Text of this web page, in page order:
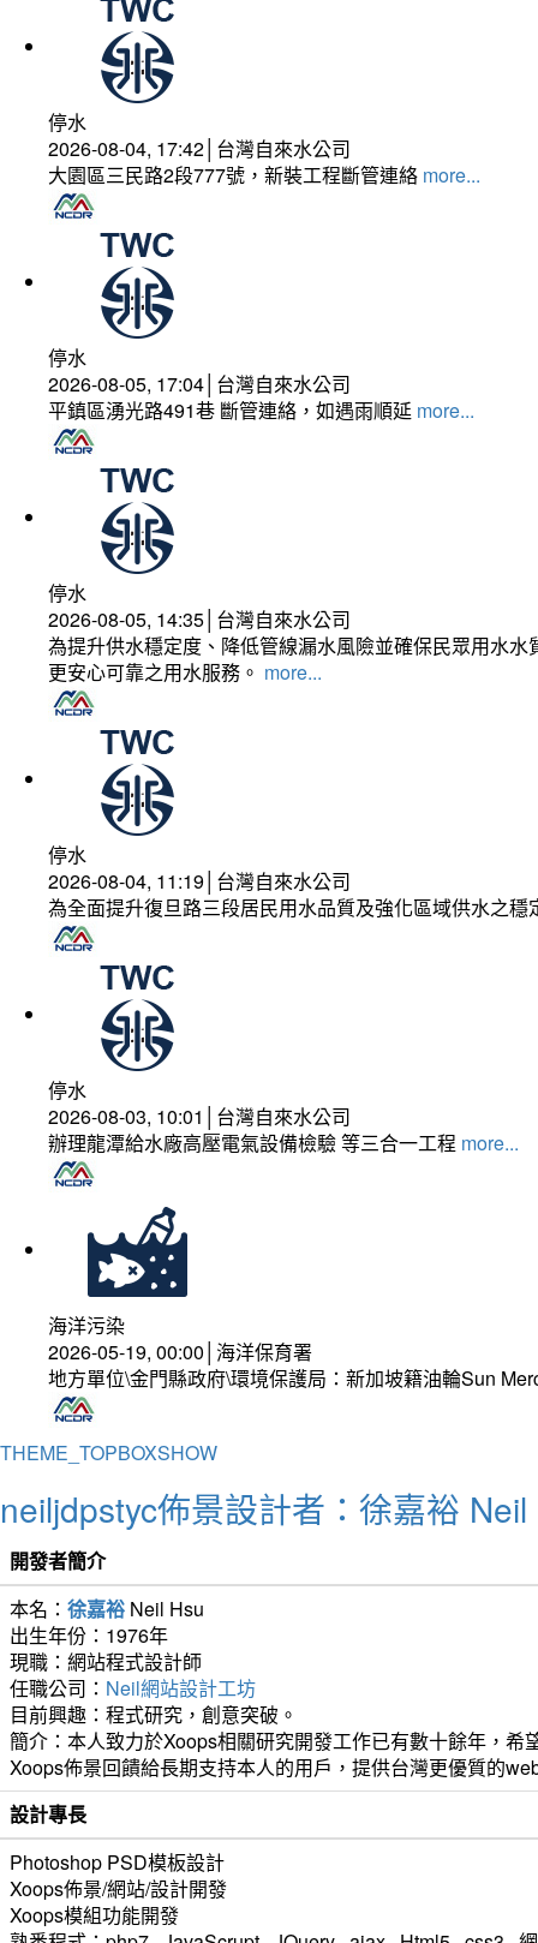
停水
2026-08-04, 17:42│台灣自來水公司
大園區三民路2段777號，新裝工程斷管連絡 more...
停水
2026-08-05, 17:04│台灣自來水公司
平鎮區湧光路491巷 斷管連絡，如遇雨順延 more...
停水
2026-08-05, 14:35│台灣自來水公司
為提升供水穩定度、降低管線漏水風險並確保民眾用水
更安心可靠之用水服務。 more...
停水
2026-08-04, 11:19│台灣自來水公司
為全面提升復旦路三段居民用水品質及強化區域供水之
停水
2026-08-03, 10:01│台灣自來水公司
辦理龍潭給水廠高壓電氣設備檢驗 等三合一工程 more...
海洋污染
2026-05-19, 00:00│海洋保育署
地方單位\金門縣政府\環境保護局：新加坡籍油輪Sun
THEME_TOPBOXSHOW
neiljdpstyc佈景設計者：徐嘉裕
開發者簡介
本名： 徐嘉裕 Neil Hsu
出生年份：1976年
現職：網站程式設計師
任職公司： Neil網站設計工坊
目前興趣：程式研究，創意突破。
簡介：本人致力於Xoops相關研究開發工作已有數十餘年，
Xoops佈景回饋給長期支持本人的用戶，提供台灣更優質的
設計專長
Photoshop PSD模板設計
Xoops佈景/網站/設計開發
Xoops模組功能開發